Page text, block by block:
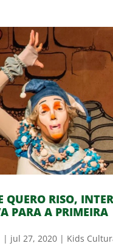
QUERO RISO,
PARA A PRIMEIRA
| jul 27, 2020| Kids